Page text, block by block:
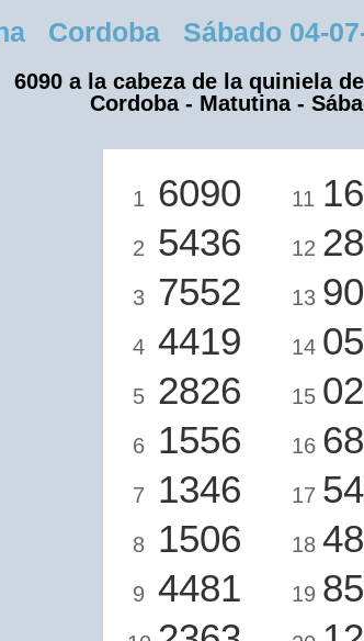
Cordoba Sábado 04-
6090 a la cabeza de la quiniela
Cordoba - Matutina -
1 6090
2 5436
3 7552
4 4419
5 2826
6 1556
7 1346
8 1506
9 4481
11
12
13
14
15
16
17
18
19